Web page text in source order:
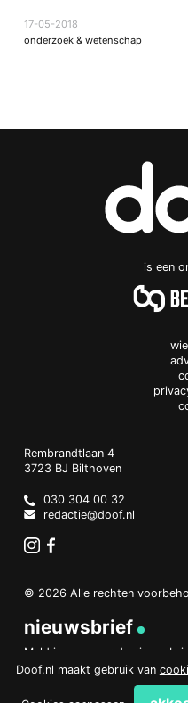
17-05-2018
onderzoek & wetenschap
is een
Doof.nl
work
Rembrandtlaan 4
3723 BJ Bilthoven
Netherlands
030 304 00 32
redactie@doof.nl
© 2026 Alle rechten
nieuwsbrief
Meld je aan voor de
een overzicht van het
aanmelden
Doof.nl maakt gebruik van